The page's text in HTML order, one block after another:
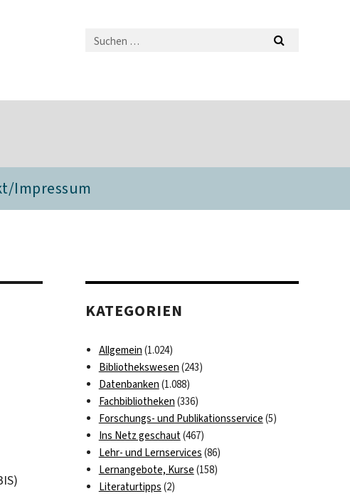
Impressum
KATEGORIEN
Allgemein (1.024)
Bibliothekswesen (243)
Datenbanken (1.088)
Fachbibliotheken (336)
Forschungs- und Publikationsservice (5)
Ins Netz geschaut(467)
Lehr- und Lernservices (86)
Lernangebote, Kurse (158)
Literaturtipps (2)